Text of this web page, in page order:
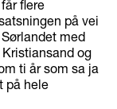
flere
på vei
med
og
ti år som sa ja
på hele